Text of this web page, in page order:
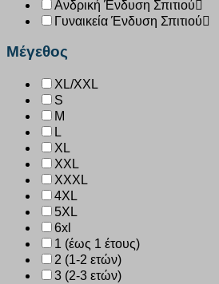
Ανδρική Ένδυση Σπιτιού
Γυναικεία Ένδυση Σπιτιού
Μέγεθος
XL/XXL
S
M
L
XL
XXL
XXXL
4XL
5XL
6xl
1 (έως 1 έτους)
2 (1-2 ετών)
3 (2-3 ετών)